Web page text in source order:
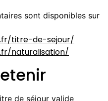
sont disponibles sur
titre-de-sejour/
naturalisation/
de séjour valide